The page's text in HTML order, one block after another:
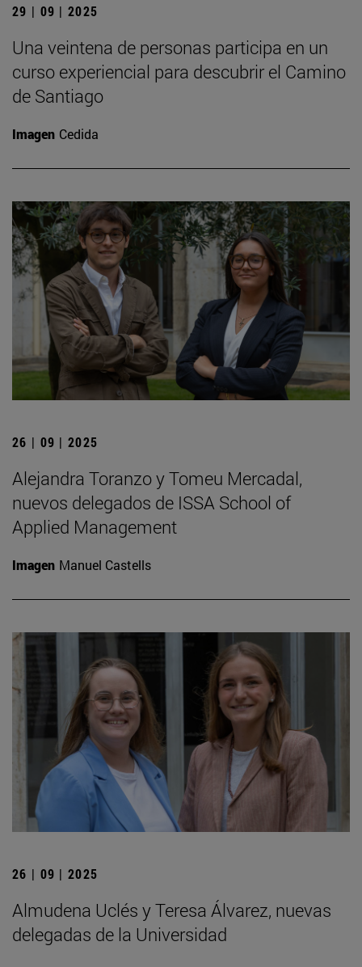
29 | 09 | 2025
Una veintena de personas participa en un
curso experiencial para descubrir el Camino
de Santiago
Imagen Cedida
26 | 09 | 2025
Alejandra Toranzo y Tomeu Mercadal,
nuevos delegados de ISSA School of
Applied Management
Imagen Manuel Castells
26 | 09 | 2025
Almudena Uclés y Teresa Álvarez, nuevas
delegadas de la Universidad